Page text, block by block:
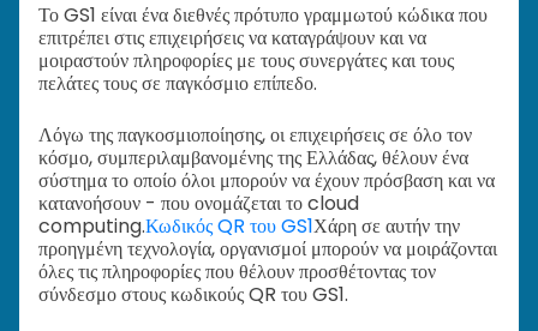
Το GS1 είναι ένα διεθνές πρότυπο γραμμωτού κώδικα που
επιτρέπει στις επιχειρήσεις να καταγράψουν και να
μοιραστούν πληροφορίες με τους συνεργάτες και τους
πελάτες τους σε παγκόσμιο επίπεδο.
Λόγω της παγκοσμιοποίησης, οι επιχειρήσεις σε όλο τον
κόσμο, συμπεριλαμβανομένης της Ελλάδας, θέλουν ένα
σύστημα το οποίο όλοι μπορούν να έχουν πρόσβαση και να
κατανοήσουν - που ονομάζεται το cloud
computing.Κωδικός QR του GS1Χάρη σε αυτήν την
προηγμένη τεχνολογία, οργανισμοί μπορούν να μοιράζονται
όλες τις πληροφορίες που θέλουν προσθέτοντας τον
σύνδεσμο στους κωδικούς QR του GS1.